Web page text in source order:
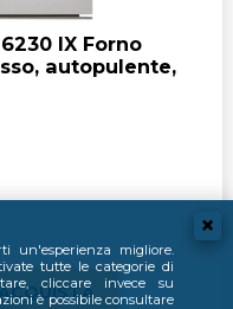
un'esperienza migliore.
tutte le categorie di
cliccare invece su
è possibile consultare
IX Forno
autopulente,